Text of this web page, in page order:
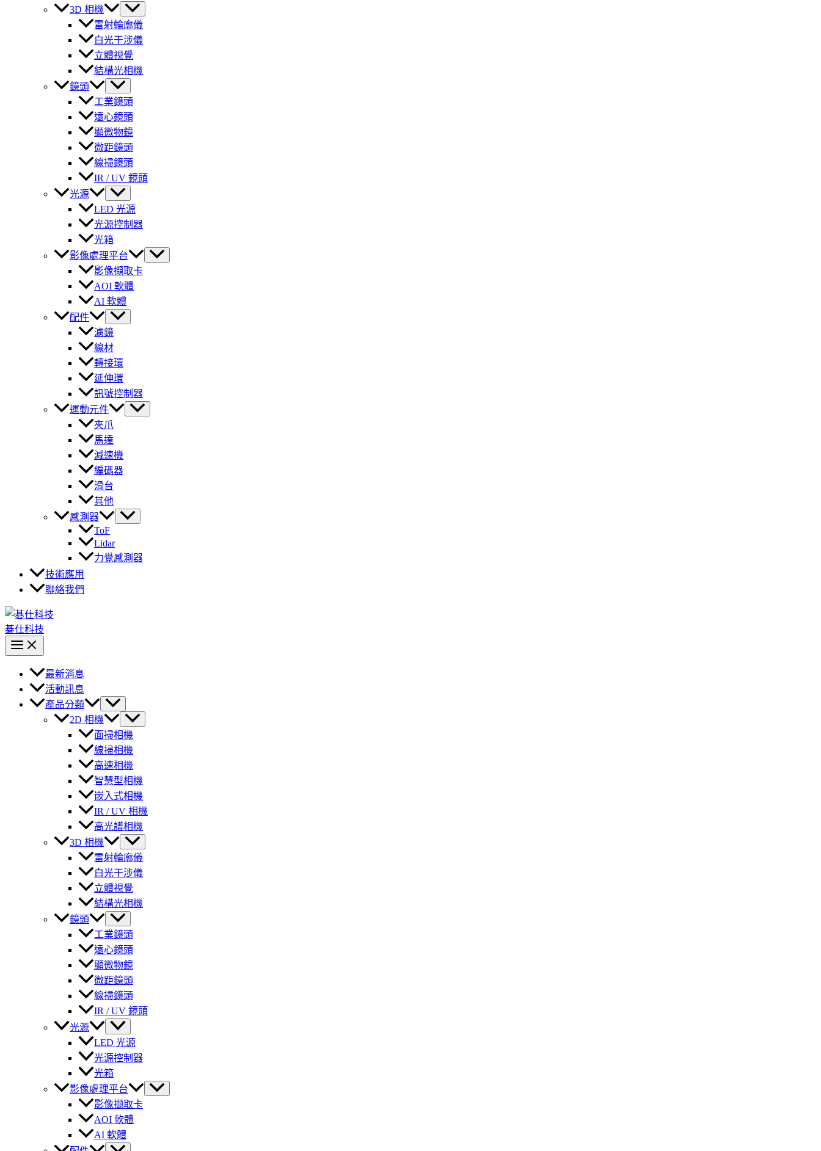
3D 相機
雷射輪廓儀
白光干涉儀
立體視覺
結構光相機
鏡頭
工業鏡頭
遠心鏡頭
顯微物鏡
微距鏡頭
線掃鏡頭
IR / UV 鏡頭
光源
LED 光源
光源控制器
光箱
影像處理平台
影像擷取卡
AOI 軟體
AI 軟體
配件
濾鏡
線材
轉接環
延伸環
訊號控制器
運動元件
夾爪
馬達
減速機
編碼器
滑台
其他
感測器
ToF
Lidar
力覺感測器
技術應用
聯絡我們
碁仕科技
最新消息
活動訊息
產品分類
2D 相機
面掃相機
線掃相機
高速相機
智慧型相機
嵌入式相機
IR / UV 相機
高光譜相機
3D 相機
雷射輪廓儀
白光干涉儀
立體視覺
結構光相機
鏡頭
工業鏡頭
遠心鏡頭
顯微物鏡
微距鏡頭
線掃鏡頭
IR / UV 鏡頭
光源
LED 光源
光源控制器
光箱
影像處理平台
影像擷取卡
AOI 軟體
AI 軟體